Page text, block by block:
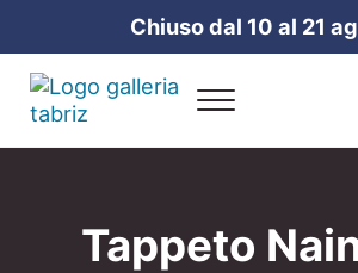
Passa al contenuto principale
Skip to header right navigation
Skip to site footerChiuso dal 10 al 21
Galleria Tabriz
Menu
Tappeto